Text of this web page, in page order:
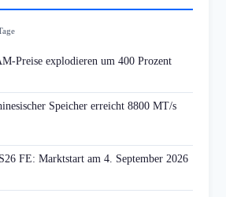
Preise explodieren um 400 Prozent
Speicher erreicht 8800 MT/s
FE: Marktstart am 4. September 2026